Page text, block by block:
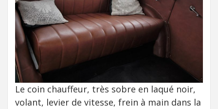
Le coin chauffeur, très sobre en laqué noir,
volant, levier de vitesse, frein à main dans la